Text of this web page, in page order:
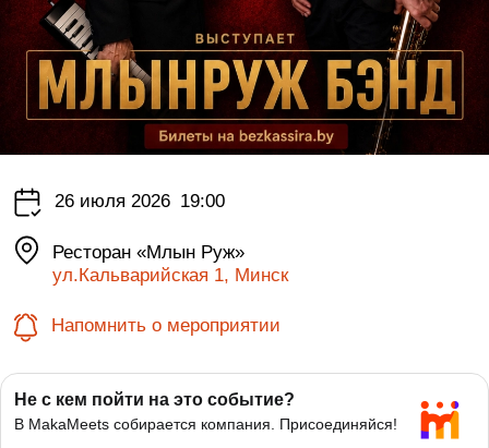
26 июля 2026 19:00
Ресторан «Млын Руж»
ул.Кальварийская 1, Минск
Напомнить о мероприятии